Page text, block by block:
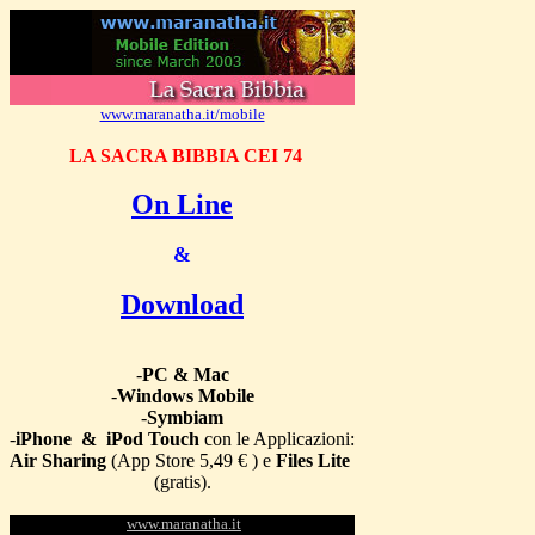
www.maranatha.it/mobile
LA SACRA BIBBIA CEI 74
On Line
&
Download
-PC & Mac
-Windows Mobile
-Symbiam
-iPhone & iPod Touch con le Applicazioni:
Air Sharing (App Store 5,49 € ) e Files Lite
(gratis).
www.maranatha.it